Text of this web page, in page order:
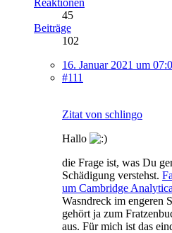
45
Beiträge
102
16. Januar 2021 um
#111
Zitat von schlingo
Hallo
die Frage ist, was Du
Schädigung verstehst.
um Cambridge Analytica
Wasndreck im engeren
gehört ja zum
aus. Für mich ist das